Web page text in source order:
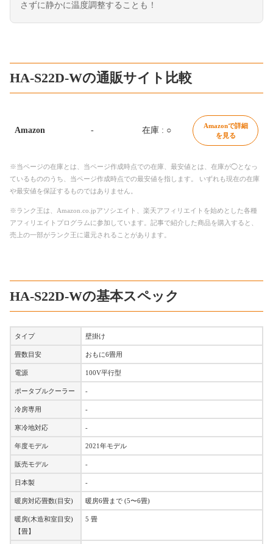
さずに静かに温度調整することも！
HA-S22D-Wの通販サイト比較
Amazon - 在庫 : ○
Amazonで詳細
を見る
※当ページの在庫とは、当ページ作成時点での在庫、最安値とは、在庫が◯となっ
ているもののうち、当ページ作成時点での最安値を指します。 いずれも現在の在庫
や最安値を保証するものではありません。
※ランク王は、Amazon.co.jpアソシエイト、楽天アフィリエイトを始めとした各種
アフィリエイトプログラムに参加しています。記事で紹介した商品を購入すると、
売上の一部がランク王に還元されることがあります。
HA-S22D-Wの基本スペック
タイプ 壁掛け
畳数目安 おもに6畳用
電源 100V平行型
ポータブルクーラー -
冷房専用 -
寒冷地対応 -
年度モデル 2021年モデル
販売モデル -
日本製 -
暖房対応畳数(目安) 暖房6畳まで (5〜6畳)
暖房(木造和室目安)
【畳】
5 畳